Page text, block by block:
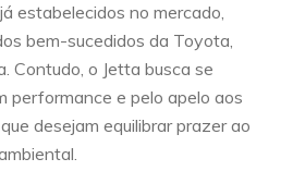
estabelecidos no mercado,
bem-sucedidos da Toyota,
Contudo, o Jetta busca se
performance e pelo apelo aos
desejam equilibrar prazer ao